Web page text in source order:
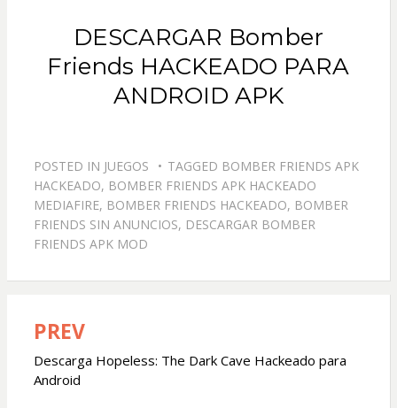
DESCARGAR Bomber
Friends HACKEADO PARA
ANDROID APK
POSTED IN JUEGOS TAGGED BOMBER FRIENDS APK
HACKEADO, BOMBER FRIENDS APK HACKEADO
MEDIAFIRE, BOMBER FRIENDS HACKEADO, BOMBER
FRIENDS SIN ANUNCIOS, DESCARGAR BOMBER
FRIENDS APK MOD
Navegación
de
entradas
PREV
Descarga Hopeless: The Dark Cave Hackeado para
Android